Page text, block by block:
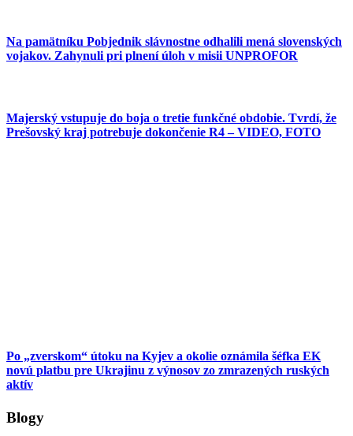
Na pamätníku Pobjednik slávnostne odhalili mená slovenských
vojakov. Zahynuli pri plnení úloh v misii UNPROFOR
Majerský vstupuje do boja o tretie funkčné obdobie. Tvrdí, že
Prešovský kraj potrebuje dokončenie R4 – VIDEO, FOTO
Po „zverskom“ útoku na Kyjev a okolie oznámila šéfka EK
novú platbu pre Ukrajinu z výnosov zo zmrazených ruských
aktív
Blogy